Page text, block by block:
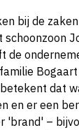
bij de
schoonzoon
de
dat
en er een
'brand' –